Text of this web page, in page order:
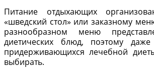
Питание отдыхающих
«шведский стол» или заказному
разнообразном меню
диетических блюд, поэтому
придерживающихся лечебной
выбирать.